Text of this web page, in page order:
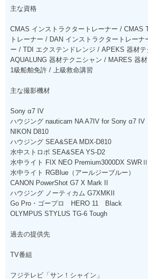
主な資格
CMAS インストラクタートレーナー / CMAS
トレーナー / DAN インストラクタートレー
ー / TDI エクステンドレンジ / APEKS 器材
AQUALUNG 器材テクニシャン / MARES 器
1級船舶免許 / 上級救命講習
主な撮影機材
Sony α7 IV
ハウジング nauticam NA A7IV for Sony α7 IV
NIKON D810
ハウジング SEA&SEA MDX-D810
水中ストロボ SEA&SEA YS-D2
水中ライト FIX NEO Premium3000DX
水中ライト RGBlue（アールジーブルー）
CANON PowerShot G7 X Mark II
ハウジング ノーティカム G7XMKII
Go Pro・ゴープロ HERO 11 Black
OLYMPUS STYLUS TG-6 Tough
過去の提供先
TV番組
フジテレビ「サン！シャイン」